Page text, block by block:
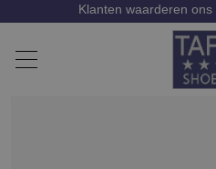
Klanten waarderen